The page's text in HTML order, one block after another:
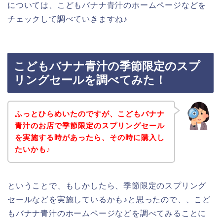
については、こどもバナナ青汁のホームページなどを
チェックして調べていきますね♪
こどもバナナ青汁の季節限定のスプ
リングセールを調べてみた！
ふっとひらめいたのですが、こどもバナナ
青汁のお店で季節限定のスプリングセール
を実施する時があったら、その時に購入し
たいかも♪
ということで、もしかしたら、季節限定のスプリング
セールなどを実施しているかも♪と思ったので、、こど
もバナナ青汁のホームページなどを調べてみることに